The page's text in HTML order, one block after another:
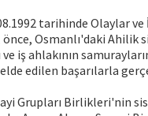
tarihinde Olaylar
Osmanlı'daki Ahilik
iş ahlakının
edilen başarılarla
Grupları Birlikleri'nin